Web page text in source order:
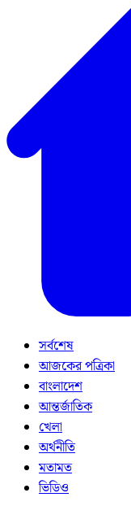
সর্বশেষ
আজকের পত্রিকা
বাংলাদেশ
আন্তর্জাতিক
খেলা
অর্থনীতি
মতামত
ভিডিও